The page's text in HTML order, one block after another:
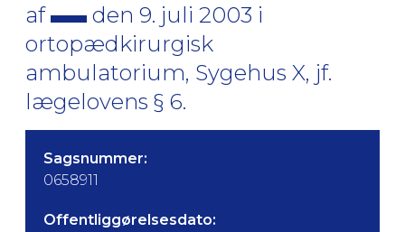
af
den 9. juli 2003 i
ortopædkirurgisk
ambulatorium, Sygehus X, jf.
lægelovens § 6.
Sagsnummer:
0658911
Offentliggørelsesdato: